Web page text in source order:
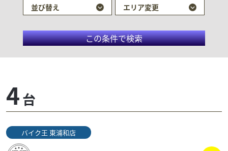
ン/CVO FLHTKSE リミ
テッド
並び替え エリア変更
この条件で検索
4台
バイク王 東浦和店